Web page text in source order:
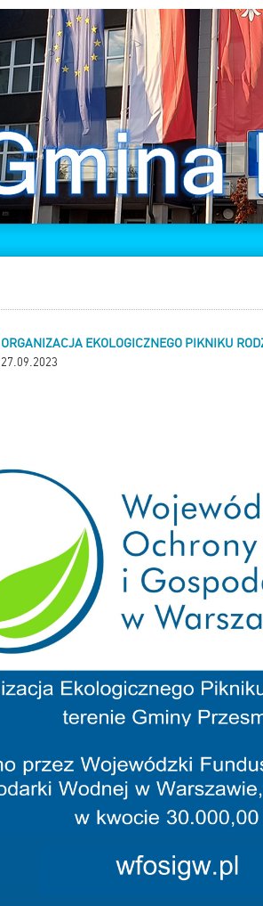
ORGANIZACJA EKOLOGICZNEGO PIKNIKU
27.09.2023